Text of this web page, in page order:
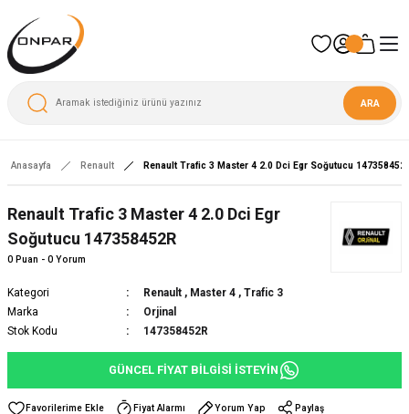
ARA
Anasayfa Renault Renault Trafic 3 Master 4 2.0 Dci Egr Soğutucu
Renault Trafic 3 Master 4 2.0 Dci Egr
Soğutucu 147358452R
0 Puan - 0 Yorum
Kategori Renault , Master 4 , Trafic 3
Marka
Orjinal
Stok Kodu
147358452R
GÜNCEL FİYAT BİLGİSİ İSTEYİN
Fiyat Alarmı Yorum Yap Paylaş